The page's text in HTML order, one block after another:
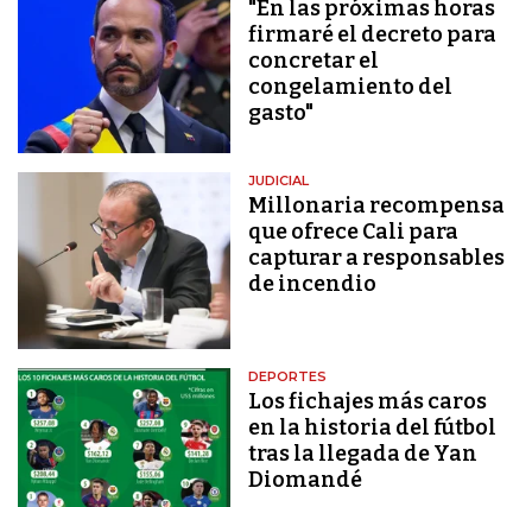
"En las próximas horas
firmaré el decreto para
concretar el
congelamiento del
gasto"
JUDICIAL
Millonaria recompensa
que ofrece Cali para
capturar a responsables
de incendio
DEPORTES
Los fichajes más caros
en la historia del fútbol
tras la llegada de Yan
Diomandé